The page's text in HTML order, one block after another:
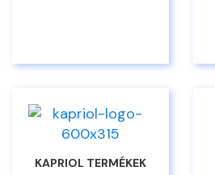
KAPRIOL TERMÉKEK